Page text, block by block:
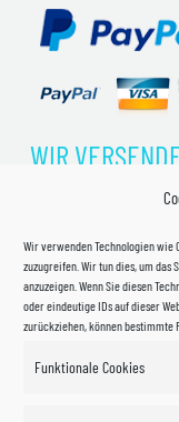
Wir verwenden Technologien
zuzugreifen. Wir tun dies, um das
anzuzeigen. Wenn Sie diesen
oder eindeutige IDs auf dieser
zurückziehen, können
Funktionale Cookies
WIR